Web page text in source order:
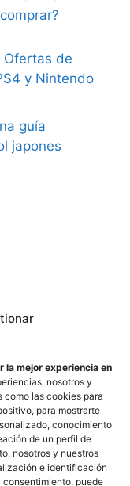
la mejor experiencia en
nosotros y
como las cookies para
para mostrarte
conocimiento
de un perfil de
nosotros y nuestros
e identificación
puede
Ofertas de
y Nintendo
guía
japones
obtengo
terceros para
mediante el